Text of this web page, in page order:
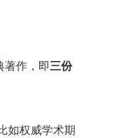
著作，即三份
如权威学术期